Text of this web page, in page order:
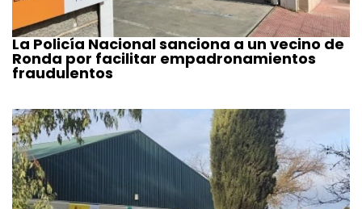
La Policía Nacional sanciona a un vecino de
Ronda por facilitar empadronamientos
fraudulentos